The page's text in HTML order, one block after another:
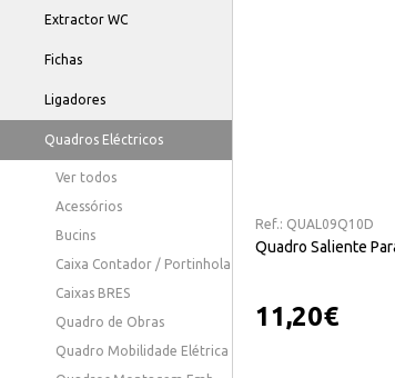
Extractor WC
Fichas
Ligadores
Quadros Eléctricos
Ver todos
Acessórios
Bucins
Caixa Contador / Portinhola
Caixas BRES
Quadro de Obras
Quadro Mobilidade Elétrica
Ref.: QUAL09Q10D
Quadro Saliente
11,20€